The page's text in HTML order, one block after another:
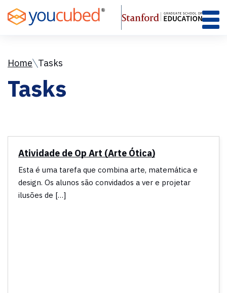
to
Content
Home Tasks
Tasks
Atividade de Op Art (Arte Ótica)
Esta é uma tarefa que combina arte, matemática e
design. Os alunos são convidados a ver e projetar
ilusões de […]